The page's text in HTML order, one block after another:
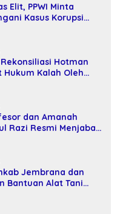
Elit, PPWI Minta
Kasus Korupsi
Hotman
Hukum Kalah Oleh
dan Amanah
Razi Resmi Menjabat
Jembrana dan
Bantuan Alat Tani